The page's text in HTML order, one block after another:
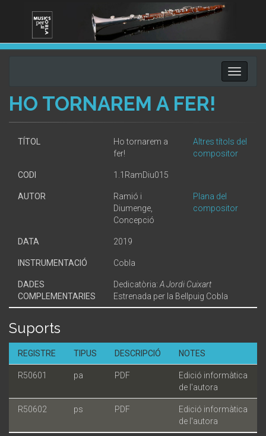
Toggle
HO TORNAREM A FER!
TÍTOL
Ho tornarem a
fer!
Altres títols del
compositor
CODI 1.1RamDiu015
AUTOR
Ramió i
Diumenge,
Concepció
Plana del
compositor
DATA 2019
INSTRUMENTACIÓ Cobla
DADES
COMPLEMENTARIES
Dedicatòria: A Jordi Cuixart
Estrenada per la Bellpuig Cobla
Suports
REGISTRE TIPUS DESCRIPCIÓ NOTES
R50601 pa PDF
Edició informàtica
de l'autora
R50602 ps PDF
Edició informàtica
de l'autora